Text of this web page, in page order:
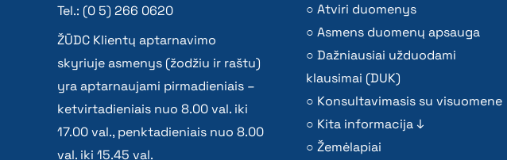
Tel.: (0 5) 266 0620
ŽŪDC Klientų aptarnavimo
skyriuje asmenys (žodžiu ir raštu)
yra aptarnaujami pirmadieniais –
ketvirtadieniais nuo 8.00 val. iki
17.00 val., penktadieniais nuo 8.00
val. iki 15.45 val.
Atviri duomenys
Asmens duomenų apsauga
Dažniausiai užduodami
klausimai (DUK)
Konsultavimasis su visuomene
Kita informacija ↓
Žemėlapiai